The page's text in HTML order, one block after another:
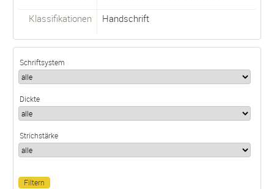
Klassifikationen Handschrift
Schriftsystem
Dickte
Strichstärke